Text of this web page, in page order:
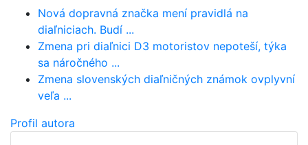
Nová dopravná značka mení pravidlá na
diaľniciach. Budí ...
Zmena pri diaľnici D3 motoristov nepoteší, týka
sa náročného ...
Zmena slovenských diaľničných známok ovplyvní
veľa ...
Profil autora